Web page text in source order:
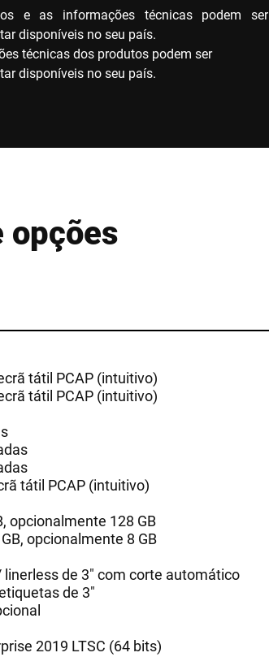
e as informações técnicas podem ser
disponíveis no seu país.
técnicas dos produtos podem ser
disponíveis no seu país.
opções
tátil PCAP (intuitivo)
tátil PCAP (intuitivo)
tátil PCAP (intuitivo)
opcionalmente 128 GB
opcionalmente 8 GB
de 3" com corte automático
de 3"
2019 LTSC (64 bits)